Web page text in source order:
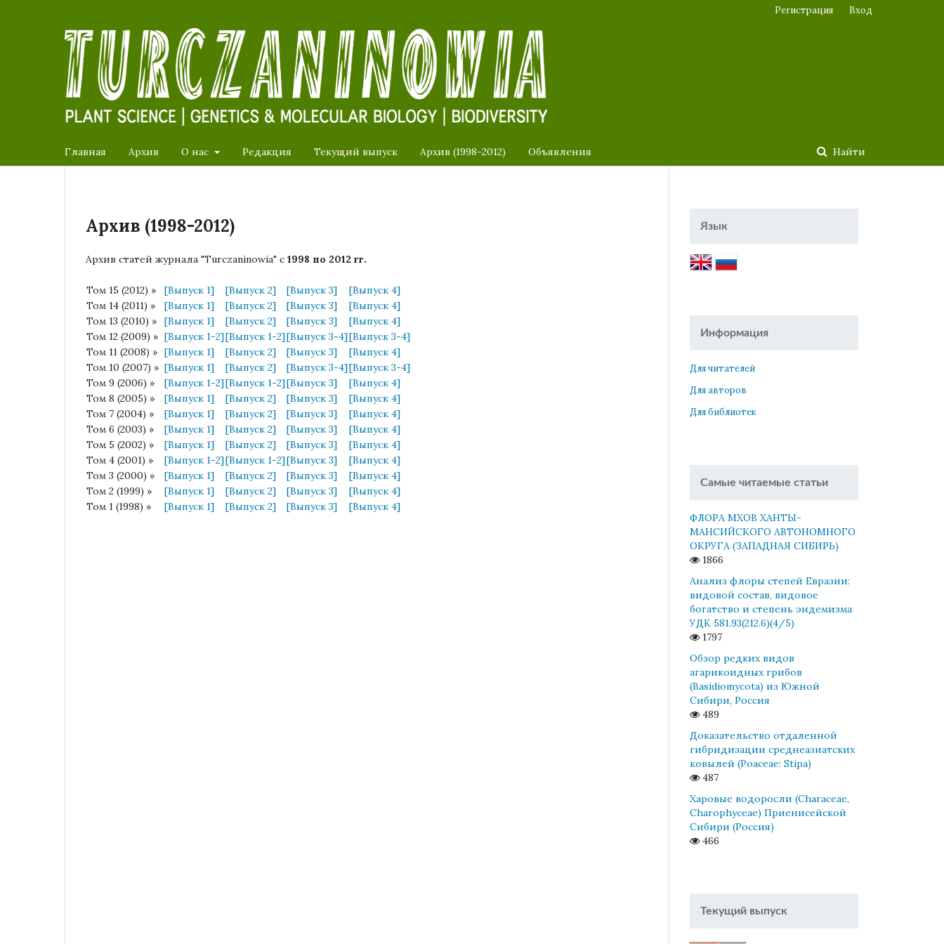
Главная Архив О нас Редакция Текущий выпуск Архив (1998-2012) Объявления Найти
Регистрация Вход
Архив (1998-2012)
Архив статей журнала "Turczaninowia" с 1998 по 2012 гг.
Том 15 (2012) » [Выпуск 1] [Выпуск 2] [Выпуск 3]
[Выпуск 4]
Том 14 (2011) »
[Выпуск 1] [Выпуск 2] [Выпуск 3]
[Выпуск 4]
Том 13 (2010) »
[Выпуск 1] [Выпуск 2] [Выпуск 3]
[Выпуск 4]
Том 12 (2009) » [Выпуск 1-2][Выпуск 1-2][Выпуск 3-4][Выпуск 3-4]
Том 11 (2008) » [Выпуск 1] [Выпуск 2] [Выпуск 3]
[Выпуск 4]
Том 10 (2007) » [Выпуск 1] [Выпуск 2] [Выпуск 3-4][Выпуск 3-4]
Том 9 (2006) »
[Выпуск 1-2][Выпуск 1-2][Выпуск 3]
[Выпуск 4]
Том 8 (2005) »
[Выпуск 1] [Выпуск 2] [Выпуск 3]
[Выпуск 4]
Том 7 (2004) »
[Выпуск 1] [Выпуск 2] [Выпуск 3]
[Выпуск 4]
Том 6 (2003) »
[Выпуск 1] [Выпуск 2] [Выпуск 3]
[Выпуск 4]
Том 5 (2002) »
[Выпуск 1] [Выпуск 2] [Выпуск 3]
[Выпуск 4]
Том 4 (2001) »
[Выпуск 1-2][Выпуск 1-2][Выпуск 3]
[Выпуск 4]
Том 3 (2000) »
[Выпуск 1] [Выпуск 2] [Выпуск 3]
[Выпуск 4]
Том 2 (1999) »
[Выпуск 1] [Выпуск 2] [Выпуск 3]
[Выпуск 4]
Том 1 (1998) »
[Выпуск 1] [Выпуск 2] [Выпуск 3] [Выпуск 4]
Язык
Информация
Для читателей
Для авторов
Для библиотек
Самые читаемые статьи
ФЛОРА МХОВ ХАНТЫ-
МАНСИЙСКОГО АВТОНОМНОГО
ОКРУГА (ЗАПАДНАЯ СИБИРЬ)
1866
Анализ флоры степей Евразии:
видовой состав, видовое
богатство и степень эндемизма
УДК 581.93(212.6)(4/5)
1797
Обзор редких видов
агарикоидных грибов
(Basidiomycota) из Южной
Сибири, Россия
489
Доказательство отдаленной
гибридизации среднеазиатских
ковылей (Poaceae: Stipa)
487
Харовые водоросли (Characeae,
Charophyceae) Приенисейской
Сибири (Россия)
466
Текущий выпуск